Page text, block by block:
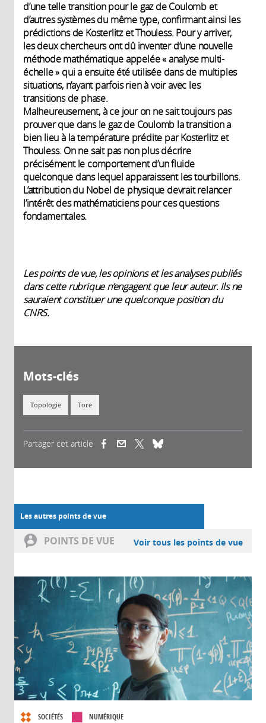
d’une telle transition pour le gaz de Coulomb et
d’autres systèmes du même type, confirmant ainsi les
prédictions de Kosterlitz et Thouless. Pour y arriver,
les deux chercheurs ont dû inventer d’une nouvelle
méthode mathématique appelée « analyse multi-
échelle » qui a ensuite été utilisée dans de multiples
situations, n’ayant parfois rien à voir avec les
transitions de phase.
Malheureusement, à ce jour on ne sait toujours pas
prouver que dans le gaz de Coulomb la transition a
bien lieu à la température prédite par Kosterlitz et
Thouless. On ne sait pas non plus décrire
précisément le comportement d’un fluide
quelconque dans lequel apparaissent les tourbillons.
L’attribution du Nobel de physique devrait relancer
l’intérêt des mathématiciens pour ces questions
fondamentales.
Les points de vue, les opinions et les analyses publiés
dans cette rubrique n’engagent que leur auteur. Ils ne
sauraient constituer une quelconque position du
CNRS.
Mots-clés
Topologie Tore
Partager cet article (link is external)(link is external)
Les autres points de vue
POINTS DE VUE Voir tous les points de vue
SOCIÉTÉS NUMÉRIQUE